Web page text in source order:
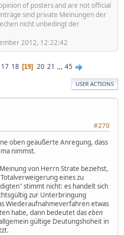
of posters and are not official
sind private Meinungen der
nicht unbedingt der
2012, 12:22:42
17 18 19 20 21 ... 45
USER ACTIONS
#270
oben geäußerte Anregung, dass
nimmst.
von Herrn Strate beziehst,
eines zu
stimmt nicht: es handelt sich
zur Unterbringung
Wiederaufnahmeverfahren etwas
habe, dann bedeutet daseben
gültige Deutungshoheit in